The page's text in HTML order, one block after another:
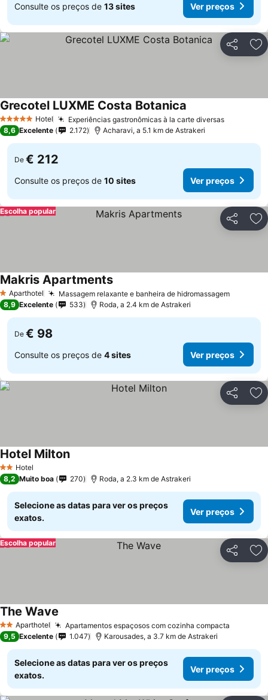
Consulte os preços de 13 sites Ver preços
Partilhar
5 Estrelas Hotel Experiências gastronômicas à la carte diversasVer
Grecotel LUXME Costa Botanica
8,6 Excelente 2.172 Acharavi, a 5.1 km de Astrakeri
De € 212
Consulte os preços de 10 sites Ver preços
Partilhar
Escolha popular
1 Estrelas
Aparthotel Massagem relaxante e banheira de hidromassagemVer
Makris ApartmentsVer preços
8,9 Excelente 533 Roda, a 2.4 km de Astrakeri
De € 98
Consulte os preços de 4 sites Ver preços
Partilhar
2 Estrelas
Hotel
Hotel MiltonVer preços
8,2 Muito boa 270 Roda, a 2.3 km de Astrakeri
Selecione as datas para ver os preços
exatos.
Ver preços
Partilhar
Escolha popular
2 EstrelasAparthotel Apartamentos espaçosos com cozinha compacta
The Wave
9,5 Excelente 1.047 Karousades, a 3.7 km de Astrakeri
Selecione as datas para ver os preços
exatos.
Ver preços